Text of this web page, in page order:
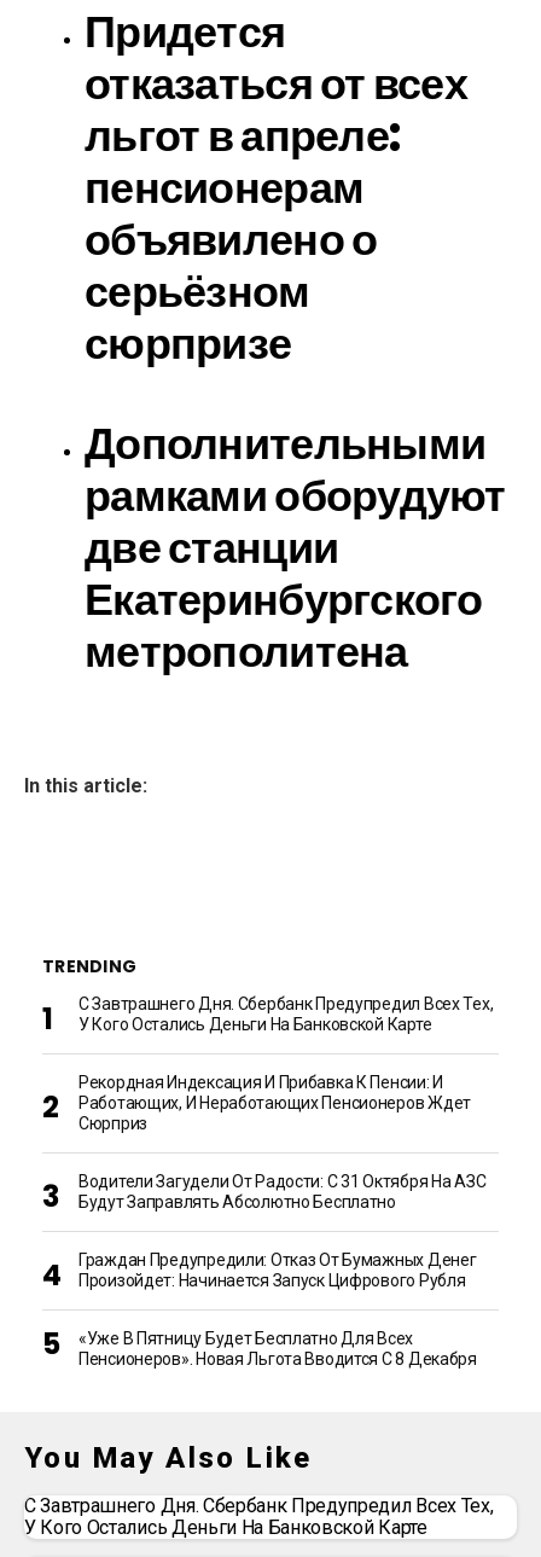
Придется
отказаться от всех
льгот в апреле:
пенсионерам
объявилено о
серьёзном
сюрпризе
Дополнительными
рамками оборудуют
две станции
Екатеринбургского
метрополитена
In this article:
TRENDING
С Завтрашнего Дня. Сбербанк Предупредил Всех Тех,
У Кого Остались Деньги На Банковской Карте
Рекордная Индексация И Прибавка К Пенсии: И
Работающих, И Неработающих Пенсионеров Ждет
Сюрприз
Водители Загудели От Радости: С 31 Октября На АЗС
Будут Заправлять Абсолютно Бесплатно
Граждан Предупредили: Отказ От Бумажных Денег
Произойдет: Начинается Запуск Цифрового Рубля
«Уже В Пятницу Будет Бесплатно Для Всех
Пенсионеров». Новая Льгота Вводится С 8 Декабря
You May Also Like
С Завтрашнего Дня. Сбербанк Предупредил Всех Тех,
У Кого Остались Деньги На Банковской Карте